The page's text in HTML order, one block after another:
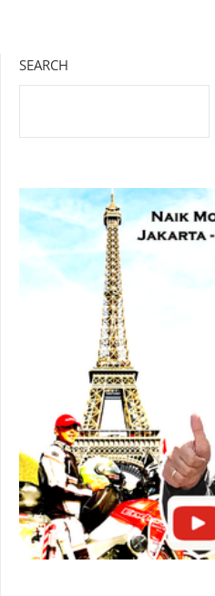
SEARCH